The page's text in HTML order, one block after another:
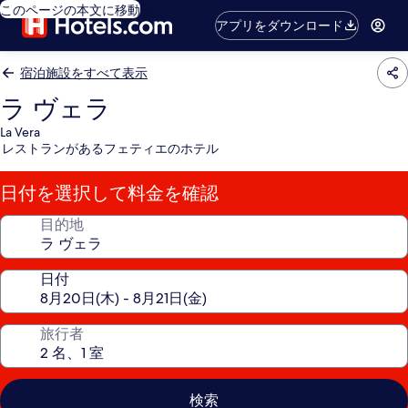
このページの本文に移動
アプリをダウンロード
宿泊施設をすべて表示
ラ ヴェラ
La Vera
レストランがあるフェティエのホテル
日付を選択して料金を確認
目的地
日付
旅行者
検索